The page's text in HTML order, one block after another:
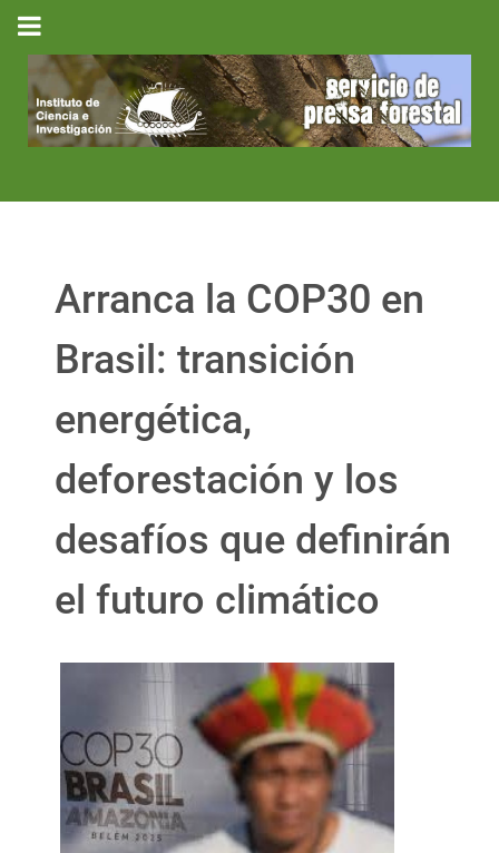
Arranca la COP30 en
Brasil: transición
energética,
deforestación y los
desafíos que definirán
el futuro climático